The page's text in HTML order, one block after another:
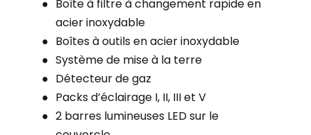
Boîte à filtre à changement rapide en
acier inoxydable
Boîtes à outils en acier inoxydable
Système de mise à la terre
Détecteur de gaz
Packs d’éclairage I, II, III et V
2 barres lumineuses LED sur le